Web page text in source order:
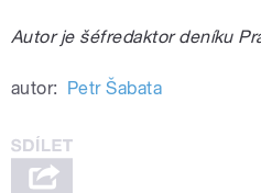
Autor je šéfredaktor deníku
autor: Petr Šabata